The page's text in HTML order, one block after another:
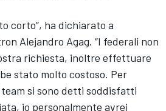
corto”, ha dichiarato a
Alejandro Agag. “I federali non
richiesta, inoltre effettuare
stato molto costoso. Per
si sono detti soddisfatti
io personalmente avrei